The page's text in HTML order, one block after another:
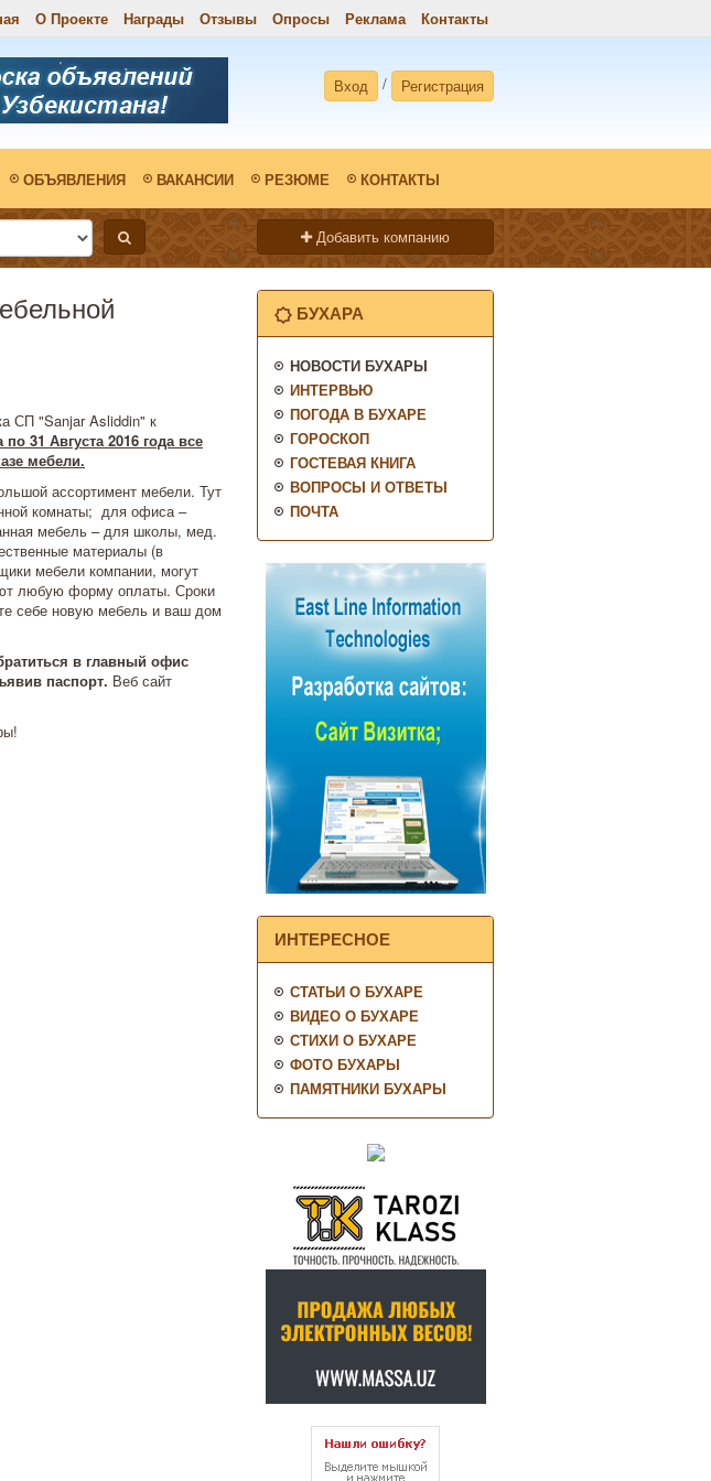
О Проекте Награды Отзывы Опросы Реклама Контакты
Вход / Регистрация
ОБЪЯВЛЕНИЯ ВАКАНСИИ РЕЗЮМЕ КОНТАКТЫ
Добавить компанию
СП "Sanjar Asliddin" к
31 Августа 2016 года все
мебели.
ассортимент мебели. Тут
комнаты; для офиса –
мебель – для школы, мед.
материалы (в
мебели компании, могут
любую форму оплаты. Сроки
себе новую мебель и ваш дом
в главный офис
паспорт. Веб сайт
БУХАРА
НОВОСТИ БУХАРЫ
ИНТЕРВЬЮ
ПОГОДА В БУХАРЕ
ГОРОСКОП
ГОСТЕВАЯ КНИГА
ВОПРОСЫ И ОТВЕТЫ
ПОЧТА
ИНТЕРЕСНОЕ
СТАТЬИ О БУХАРЕ
ВИДЕО О БУХАРЕ
СТИХИ О БУХАРЕ
ФОТО БУХАРЫ
ПАМЯТНИКИ БУХАРЫ